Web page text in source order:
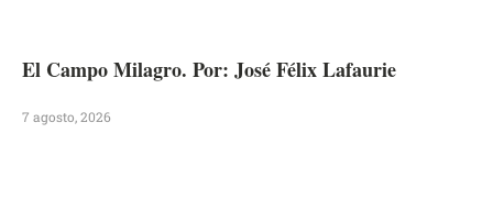
El Campo Milagro. Por: José Félix Lafaurie
7 agosto, 2026